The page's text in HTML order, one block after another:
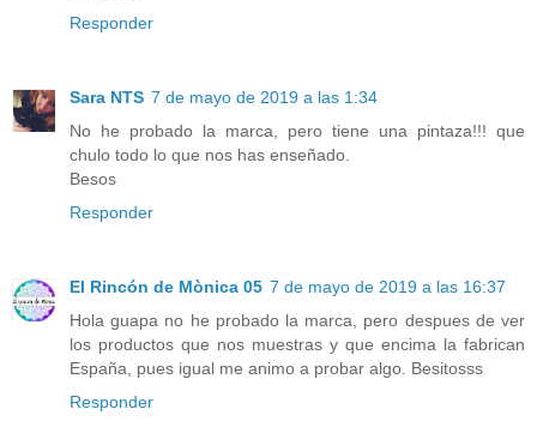
Responder
Sara NTS 7 de mayo de 2019 a las 1:34
No he probado la marca, pero tiene una pintaza!!! que
chulo todo lo que nos has enseñado.
Besos
Responder
El Rincón de Mònica 05 7 de mayo de 2019 a las 16:37
Hola guapa no he probado la marca, pero despues de ver
los productos que nos muestras y que encima la fabrican
España, pues igual me animo a probar algo. Besitosss
Responder